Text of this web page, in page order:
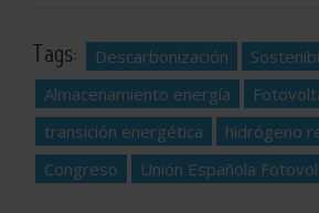
Tags: Descarbonización
Almacenamiento energía
transición energética
hidrógeno
Congreso
Unión Española